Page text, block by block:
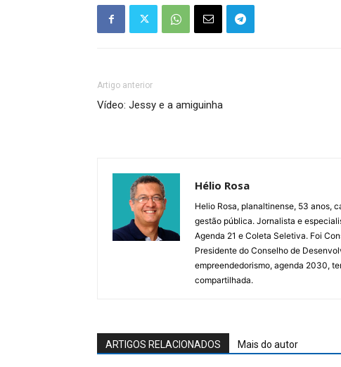
Artigo anterior
Vídeo: Jessy e a amiguinha
Hélio Rosa
Helio Rosa, planaltinense, 53 anos,
gestão pública. Jornalista e
Agenda 21 e Coleta Seletiva. Foi
Presidente do Conselho de
empreendedorismo, agenda 2030,
compartilhada.
ARTIGOS RELACIONADOS Mais do autor